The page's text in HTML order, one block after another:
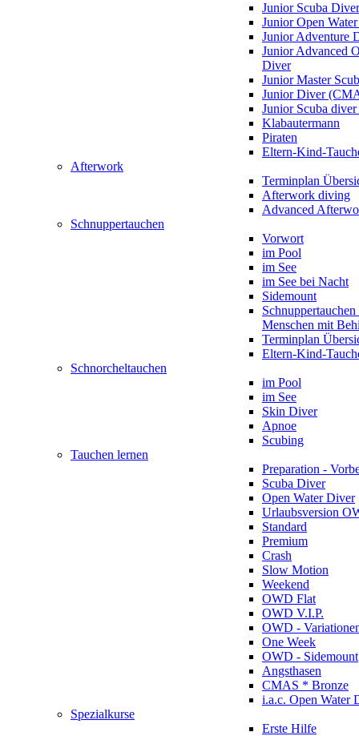
Junior Scuba Diver
Junior Open
Junior Adventure
Junior Advanced
Diver
Junior Master
Junior Diver
Junior Scuba
Klabautermann
Piraten
Eltern-Kind-
Afterwork
Terminplan
Afterwork diving
Advanced
Schnuppertauchen
Vorwort
im Pool
im See
im See bei Nacht
Sidemount
Menschen mit
Terminplan
Eltern-Kind-
Schnorcheltauchen
im Pool
im See
Skin Diver
Apnoe
Scubing
Tauchen lernen
Preparation -
Scuba Diver
Open Water Diver
Urlaubsversion
Standard
Premium
Crash
Slow Motion
Weekend
OWD Flat
OWD V.I.P.
OWD -
One Week
OWD - Sidemount
Angsthasen
CMAS * Bronze
i.a.c. Open Water
Spezialkurse
Erste Hilfe